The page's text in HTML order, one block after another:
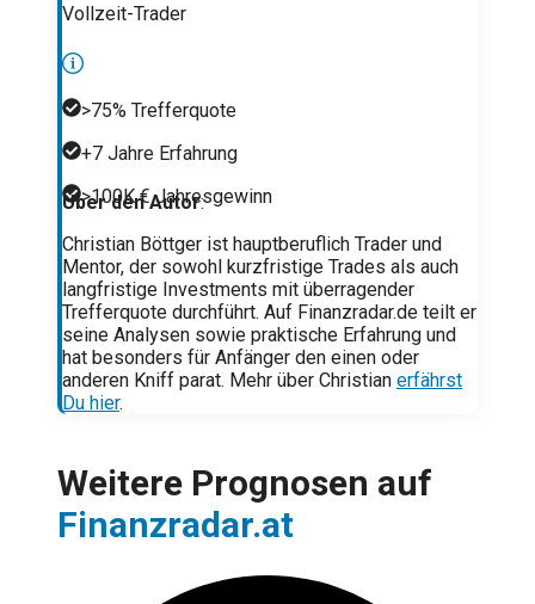
Vollzeit-Trader
>75% Trefferquote
+7 Jahre Erfahrung
>100K € Jahresgewinn
Über den Autor:
Christian Böttger ist hauptberuflich Trader und
Mentor, der sowohl kurzfristige Trades als auch
langfristige Investments mit überragender
Trefferquote durchführt. Auf Finanzradar.de teilt er
seine Analysen sowie praktische Erfahrung und
hat besonders für Anfänger den einen oder
anderen Kniff parat. Mehr über Christian erfährst
Du hier.
Weitere Prognosen auf
Finanzradar.at